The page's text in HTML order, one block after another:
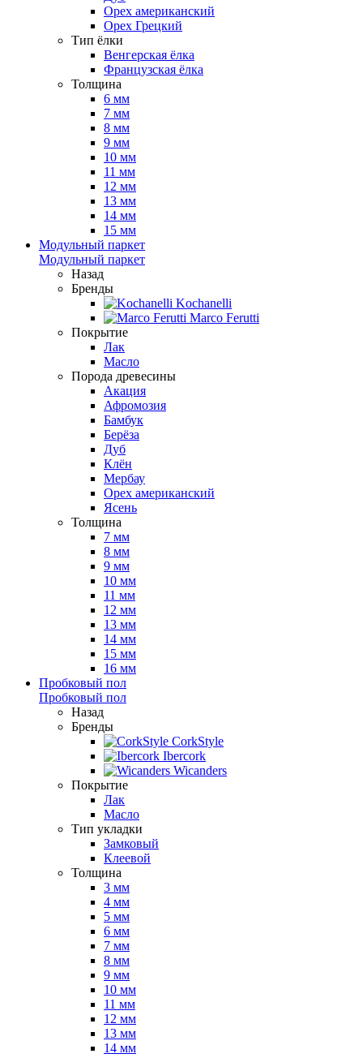
Орех американский
Орех Грецкий
Тип ёлки
Венгерская ёлка
Французская ёлка
Толщина
6 мм
7 мм
8 мм
9 мм
10 мм
11 мм
12 мм
13 мм
14 мм
15 мм
Модульный паркет
Модульный паркет
Назад
Бренды
Kochanelli
Marco Ferutti
Покрытие
Лак
Масло
Порода древесины
Акация
Афромозия
Бамбук
Берёза
Дуб
Клён
Мербау
Орех американский
Ясень
Толщина
7 мм
8 мм
9 мм
10 мм
11 мм
12 мм
13 мм
14 мм
15 мм
16 мм
Пробковый пол
Пробковый пол
Назад
Бренды
CorkStyle
Ibercork
Wicanders
Покрытие
Лак
Масло
Тип укладки
Замковый
Клеевой
Толщина
3 мм
4 мм
5 мм
6 мм
7 мм
8 мм
9 мм
10 мм
11 мм
12 мм
13 мм
14 мм